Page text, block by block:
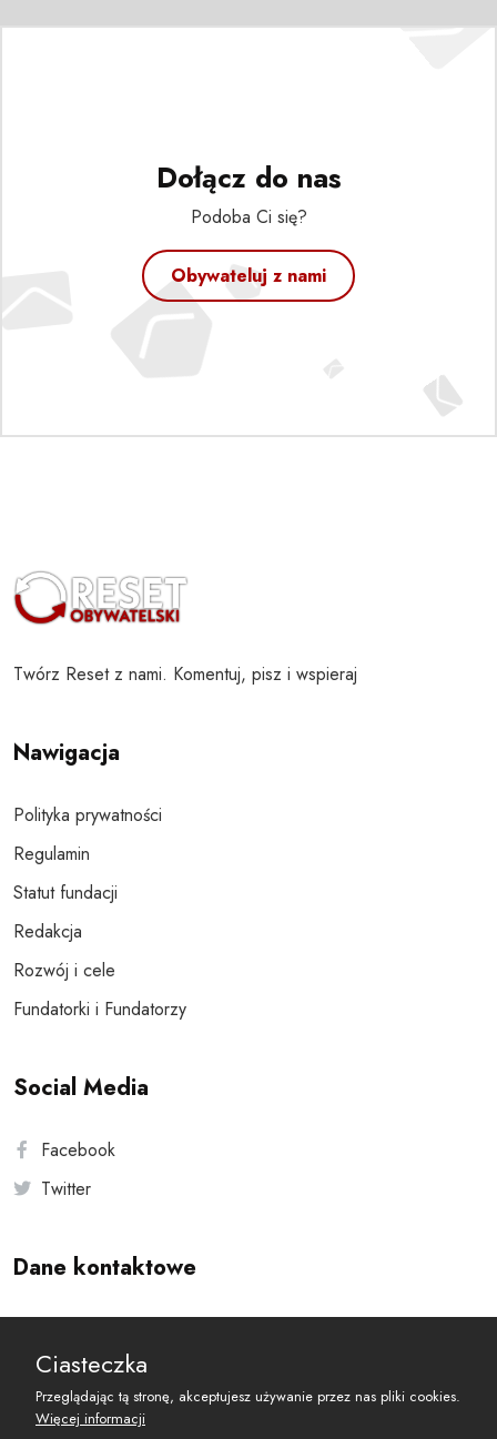
Dołącz do nas
Podoba Ci się?
Obywateluj z nami
Twórz Reset z nami. Komentuj, pisz i wspieraj
Nawigacja
Polityka prywatności
Regulamin
Statut fundacji
Redakcja
Rozwój i cele
Fundatorki i Fundatorzy
Social Media
Facebook
Twitter
Dane kontaktowe
reset@resetobywatelski.pl
Ciasteczka
Przeglądając tą stronę, akceptujesz używanie przez nas pliki cookies.
Więcej informacji